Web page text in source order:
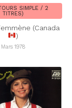
SIMPLE / 2
TITRES)
(Canada
)
Mars 1978